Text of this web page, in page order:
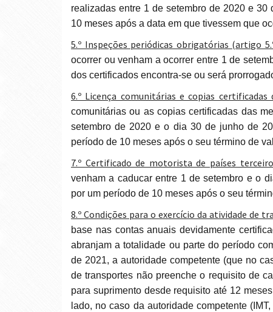
realizadas entre 1 de setembro de 2020 e
10 meses após a data em que tivessem que
5.º Inspeções periódicas obrigatórias (artigo
ocorrer ou venham a ocorrer entre 1 de
dos certificados encontra-se ou será
6.º Licença comunitárias e copias
comunitárias ou as copias certificadas das
setembro de 2020 e o dia 30 de junho de
período de 10 meses após o seu término de
7.º Certificado de motorista de países
venham a caducar entre 1 de setembro e o
por um período de 10 meses após o seu
8.º Condições para o exercício da atividade de
base nas contas anuais devidamente
abranjam a totalidade ou parte do período
de 2021, a autoridade competente (que no
de transportes não preenche o requisito de
para suprimento desde requisito até 12
lado, no caso da autoridade competente